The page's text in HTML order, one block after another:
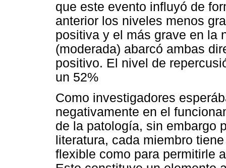
que este evento influyó de
anterior los niveles menos
positiva y el más grave en la
(moderada) abarcó ambas
positivo. El nivel de
un 52%
Como investigadores
negativamente en el
de la patología, sin embargo
literatura, cada miembro
flexible como para permitirle